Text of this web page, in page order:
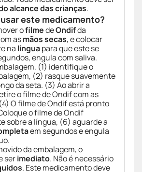
alcance das crianças.
este medicamento?
ofilmedeOndifda
asmãos secas, e colocar
na línguapara que este se
engula com saliva.
(1) identifique o
(2) rasque suavemente
da seta. (3) Ao abrir a
o filme de Ondif com as
O filme de Ondif está pronto
o filme de Ondif
sobre a língua, (6) aguarde a
em segundos e engula
da embalagem, o
serimediato. Não é necessário
. Este medicamento deve